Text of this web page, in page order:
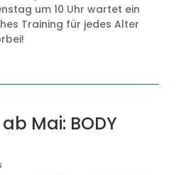
um 10 Uhr wartet ein
Training für jedes Alter
Mai: BODY